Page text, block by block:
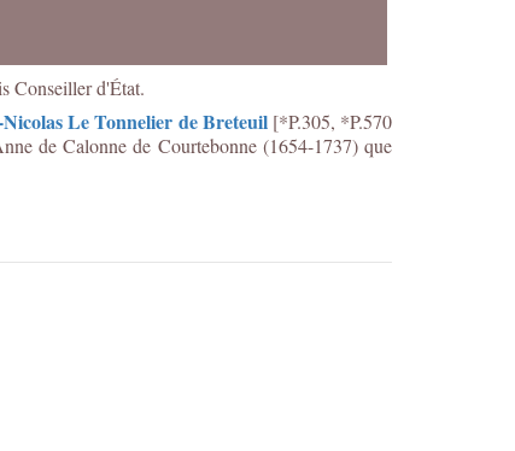
Conseiller d'État.
Le Tonnelier de Breteuil[*P.305, *P.570
de Calonne de Courtebonne (1654-1737) que